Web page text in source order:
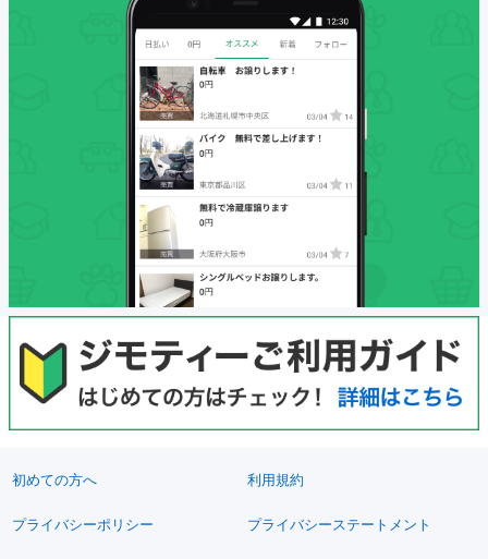
初めての方へ 利用規約
プライバシーポリシー プライバシーステートメント